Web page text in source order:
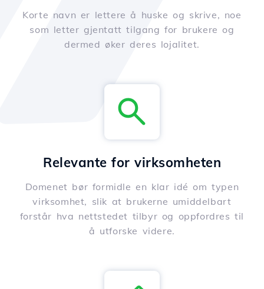
Korte navn er lettere å huske og skrive, noe
som letter gjentatt tilgang for brukere og
dermed øker deres lojalitet.
Relevante for virksomheten
Domenet bør formidle en klar idé om typen
virksomhet, slik at brukerne umiddelbart
forstår hva nettstedet tilbyr og oppfordres til
å utforske videre.